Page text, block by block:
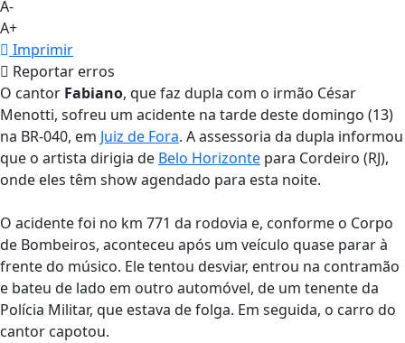
A-
A+
Imprimir
Reportar erros
O cantor Fabiano, que faz dupla com o irmão César
Menotti, sofreu um acidente na tarde deste domingo (13)
na BR-040, em Juiz de Fora. A assessoria da dupla informou
que o artista dirigia de Belo Horizonte para Cordeiro (RJ),
onde eles têm show agendado para esta noite.
O acidente foi no km 771 da rodovia e, conforme o Corpo
de Bombeiros, aconteceu após um veículo quase parar à
frente do músico. Ele tentou desviar, entrou na contramão
e bateu de lado em outro automóvel, de um tenente da
Polícia Militar, que estava de folga. Em seguida, o carro do
cantor capotou.